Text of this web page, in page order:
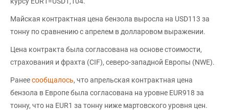
Майская контрактная цена бензола выросла на USD113 за
тонну по сравнению с апрелем в долларовом выражении.
Цена контракта была согласована на основе стоимости,
страхования и фрахта (CIF), северо-западной Европы (NWE).
Ранеесообщалось, что апрельская контрактная цена
бензола в Европе была согласована на уровне EUR918 за
тонну, что на EUR1 за тонну ниже мартовского уровня цен.